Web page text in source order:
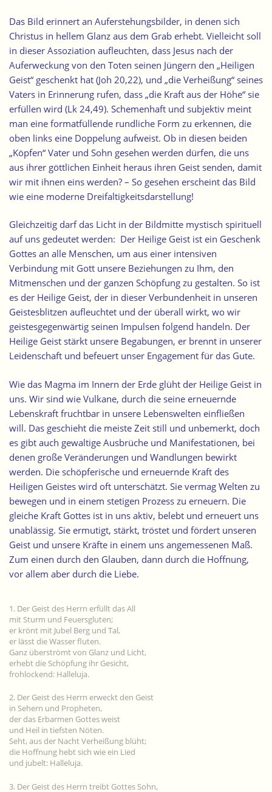
Das Bild erinnert an Auferstehungsbilder, in denen sich
Christus in hellem Glanz aus dem Grab erhebt. Vielleicht soll
in dieser Assoziation aufleuchten, dass Jesus nach der
Auferweckung von den Toten seinen Jüngern den „Heiligen
Geist“ geschenkt hat (Joh 20,22), und „die Verheißung“ seines
Vaters in Erinnerung rufen, dass „die Kraft aus der Höhe“ sie
erfüllen wird (Lk 24,49). Schemenhaft und subjektiv meint
man eine formatfüllende rundliche Form zu erkennen, die
oben links eine Doppelung aufweist. Ob in diesen beiden
„Köpfen“ Vater und Sohn gesehen werden dürfen, die uns
aus ihrer göttlichen Einheit heraus ihren Geist senden, damit
wir mit ihnen eins werden? – So gesehen erscheint das Bild
wie eine moderne Dreifaltigkeitsdarstellung!
Gleichzeitig darf das Licht in der Bildmitte mystisch spirituell
auf uns gedeutet werden: Der Heilige Geist ist ein Geschenk
Gottes an alle Menschen, um aus einer intensiven
Verbindung mit Gott unsere Beziehungen zu Ihm, den
Mitmenschen und der ganzen Schöpfung zu gestalten. So ist
es der Heilige Geist, der in dieser Verbundenheit in unseren
Geistesblitzen aufleuchtet und der überall wirkt, wo wir
geistesgegenwärtig seinen Impulsen folgend handeln. Der
Heilige Geist stärkt unsere Begabungen, er brennt in unserer
Leidenschaft und befeuert unser Engagement für das Gute.
Wie das Magma im Innern der Erde glüht der Heilige Geist in
uns. Wir sind wie Vulkane, durch die seine erneuernde
Lebenskraft fruchtbar in unsere Lebenswelten einfließen
will. Das geschieht die meiste Zeit still und unbemerkt, doch
es gibt auch gewaltige Ausbrüche und Manifestationen, bei
denen große Veränderungen und Wandlungen bewirkt
werden. Die schöpferische und erneuernde Kraft des
Heiligen Geistes wird oft unterschätzt. Sie vermag Welten zu
bewegen und in einem stetigen Prozess zu erneuern. Die
gleiche Kraft Gottes ist in uns aktiv, belebt und erneuert uns
unablässig. Sie ermutigt, stärkt, tröstet und fördert unseren
Geist und unsere Kräfte in einem uns angemessenen Maß.
Zum einen durch den Glauben, dann durch die Hoffnung,
vor allem aber durch die Liebe.
1. Der Geist des Herrn erfüllt das All
mit Sturm und Feuersgluten;
er krönt mit Jubel Berg und Tal,
er lässt die Wasser fluten.
Ganz überströmt von Glanz und Licht,
erhebt die Schöpfung ihr Gesicht,
frohlockend: Halleluja.
2. Der Geist des Herrn erweckt den Geist
in Sehern und Propheten,
der das Erbarmen Gottes weist
und Heil in tiefsten Nöten.
Seht, aus der Nacht Verheißung blüht;
die Hoffnung hebt sich wie ein Lied
und jubelt: Halleluja.
3. Der Geist des Herrn treibt Gottes Sohn,